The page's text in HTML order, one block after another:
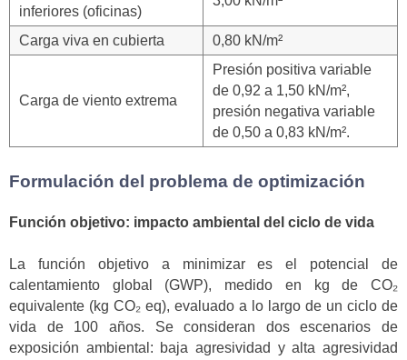
inferiores (oficinas)
Carga viva en cubierta 0,80 kN/m²
Carga de viento extrema
Presión positiva variable
de 0,92 a 1,50 kN/m²,
presión negativa variable
de 0,50 a 0,83 kN/m².
Formulación del problema de optimización
Función objetivo: impacto ambiental del ciclo de vida
La función objetivo a minimizar es el potencial de
calentamiento global (GWP), medido en kg de CO₂
equivalente (kg CO₂ eq), evaluado a lo largo de un ciclo de
vida de 100 años. Se consideran dos escenarios de
exposición ambiental: baja agresividad y alta agresividad